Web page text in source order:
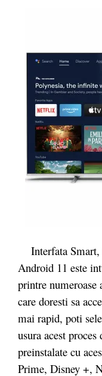
Interfata Smart,
Android 11 este
printre
care doresti sa
mai rapid, poti
usura acest
preinstalate cu
Prime, Disney +,